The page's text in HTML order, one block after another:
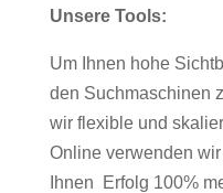
Unsere Tools:
Um Ihnen hohe
den Suchmaschinen
wir flexible und
Online verwenden
Ihnen Erfolg 100%